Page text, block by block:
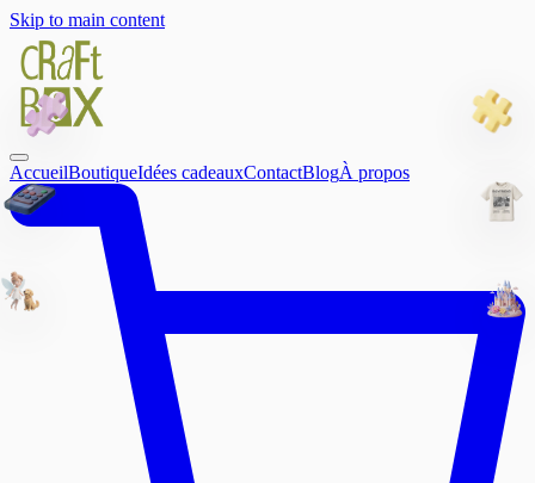
Skip to main content
AccueilBoutiqueIdées cadeauxContactBlogÀ propos